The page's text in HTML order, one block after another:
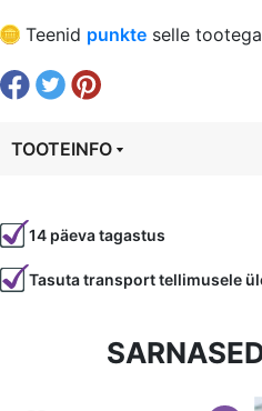
€ 4,50.
€ 3,38.
nahk,
1tk=1m,
värvus:
ROOSA
kogus
Teenid punkte selle
TOOTEINFO
Värvus
Roosa kuld
Laius
3 mm
14 päeva tagastus
Tasuta transport tellimusele